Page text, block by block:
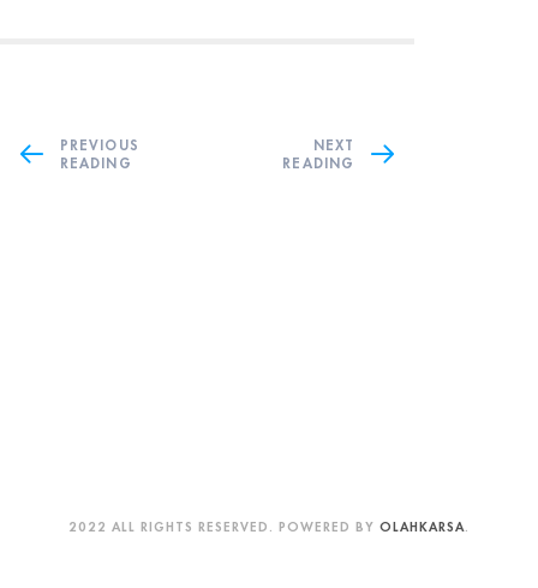
PREVIOUS
READING
NEXT
READING
2022 ALL RIGHTS RESERVED. POWERED BY OLAHKARSA